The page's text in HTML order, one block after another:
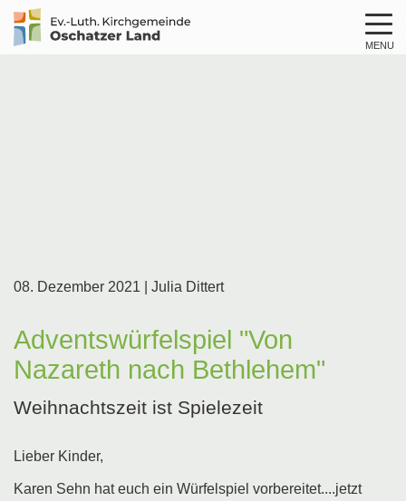
MENU
08. Dezember 2021 | Julia Dittert
Adventswürfelspiel "Von
Nazareth nach Bethlehem"
Weihnachtszeit ist Spielezeit
Lieber Kinder,
Karen Sehn hat euch ein Würfelspiel vorbereitet....jetzt